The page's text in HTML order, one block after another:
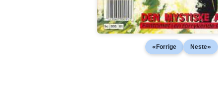
« Forrige Neste»